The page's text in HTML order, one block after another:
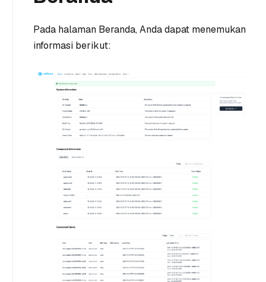
Pada halaman Beranda, Anda dapat menemukan
informasi berikut: